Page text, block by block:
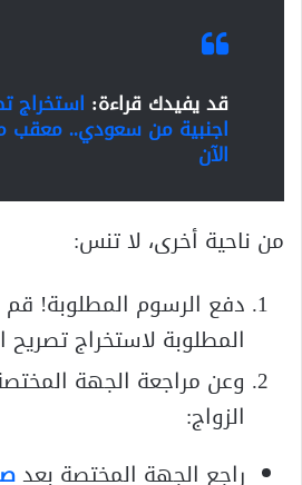
قد يفيدك قراءة: استخراج
اجنبية من سعودي.. معقب
الآن
من ناحية أخرى، لا تنس:
دفع الرسوم المطلوبة!
المطلوبة لاستخراج تصريح
وعن مراجعة الجهة
الزواج:
راجع الجهة المختصة بعد